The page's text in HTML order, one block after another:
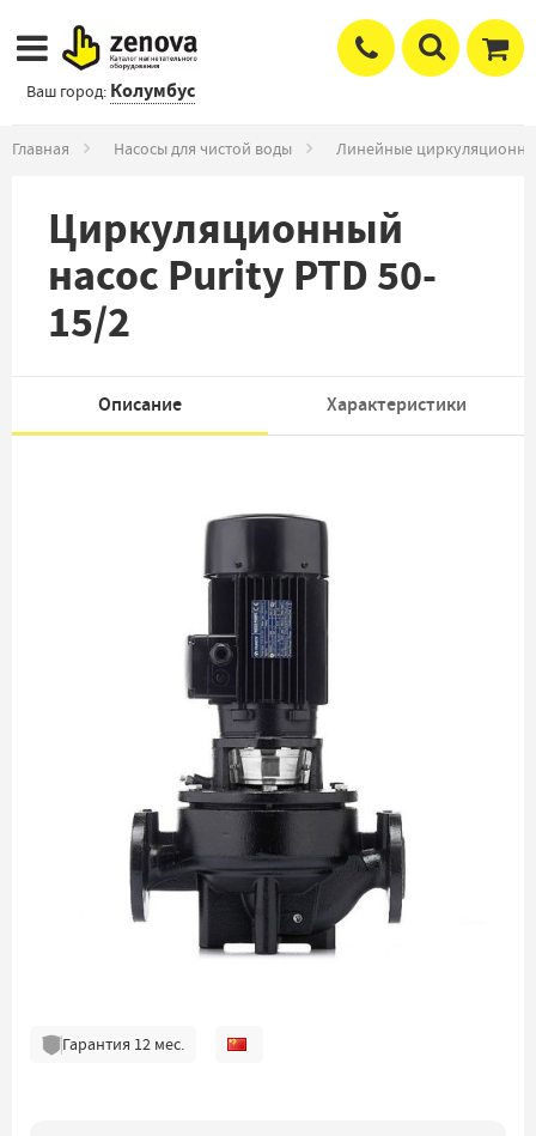
Ваш город: Колумбус
Главная Насосы для чистой воды Линейные
Циркуляционный
насос Purity PTD 50-
15/2
Описание Характеристики
Гарантия 12мес.